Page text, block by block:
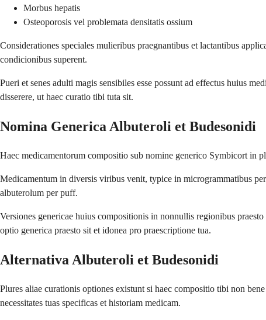
Morbus hepatis
Osteoporosis vel problemata densitatis ossium
Considerationes speciales mulieribus praegnantibus et lactantibus
condicionibus superent.
Pueri et senes adulti magis sensibiles esse possunt ad effectus huius
disserere, ut haec curatio tibi tuta sit.
Nomina Generica Albuteroli et Budesonidi
Haec medicamentorum compositio sub nomine generico Symbicort in
Medicamentum in diversis viribus venit, typice in microgrammatibus
albuterolum per puff.
Versiones genericae huius compositionis in nonnullis regionibus
optio generica praesto sit et idonea pro praescriptione tua.
Alternativa Albuteroli et Budesonidi
Plures aliae curationis optiones existunt si haec compositio tibi non
necessitates tuas specificas et historiam medicam.